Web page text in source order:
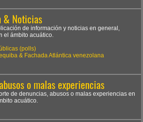
& Noticias
de información y noticias en general,
el ámbito acuático.
(polls)
& Fachada Atlántica venezolana
o malas experiencias
de denuncias, abusos o malas experiencias en
acuático.